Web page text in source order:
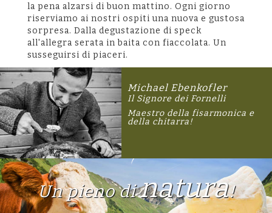
la pena alzarsi di buon mattino. Ogni giorno
riserviamo ai nostri ospiti una nuova e gustosa
sorpresa. Dalla degustazione di speck
all'allegra serata in baita con fiaccolata. Un
susseguirsi di piaceri.
Michael Ebenkofler
Il Signore dei Fornelli
Maestro della fisarmonica e
della chitarra!
Un pieno dinatura!